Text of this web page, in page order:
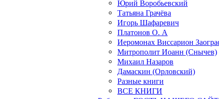
Юрий Воробьевский
Татьяна Грачёва
Игорь Шафаревич
Платонов О. А
Иеромонах Виссарион
Митрополит Иоанн (Снычев)
Михаил Назаров
Дамаскин (Орловский)
Разные книги
ВСЕ КНИГИ